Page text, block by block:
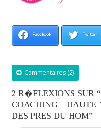
Facebook Twitter
Commentaires (2)
2 R�FLEXIONS SUR
COACHING – HAUTE
DES PRES DU HOM”